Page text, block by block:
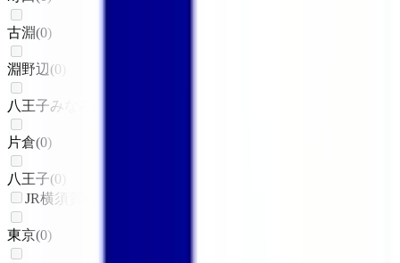
古淵(0)
淵野辺 (0
八王子みなみ野
片倉(0)
八王子(0
JR横須賀線
東京(0)